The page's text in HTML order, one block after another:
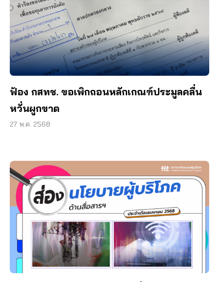
ฟ้อง กสทช. ขอเพิกถอนหลักเกณฑ์ประมูลคลื่น
หวั่นผูกขาด
27 พ.ค. 2568